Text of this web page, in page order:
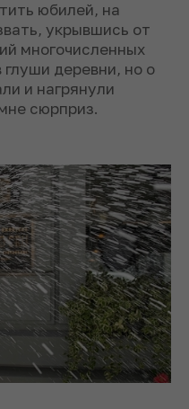
юбилей, на
укрывшись от
многочисленных
глуши деревни, но о
и нагрянули
сюрприз.